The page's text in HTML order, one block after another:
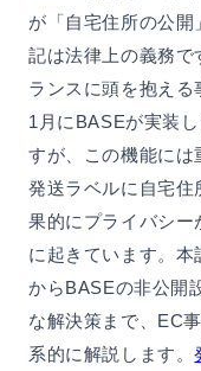
が「自宅住所の公
記は法律上の義務
ランスに頭を抱え
1月にBASEが実装
すが、この機能には
発送ラベルに自宅住
果的にプライバシー
に起きています。
からBASEの非公開
な解決策まで、EC
系的に解説します。